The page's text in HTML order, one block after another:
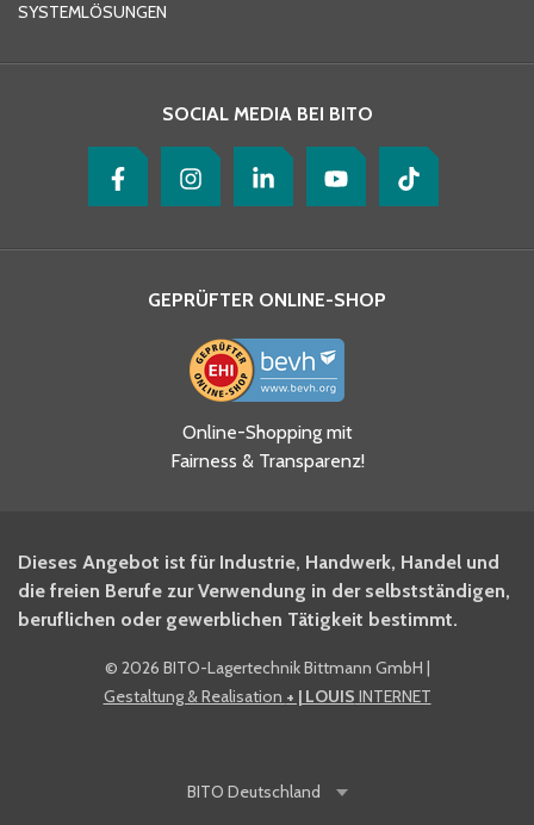
Ja, ich habe die
Datenschutzhinweise gelesen
und akzeptiere diese.
BITO Newsletter Fachwissen
Intralogistiker anmelden.
Ja, ich möchte mich für den
BITO Shop-Newsletter
SYSTEMLÖSUNGEN
SOCIAL MEDIA BEI BITO
GEPRÜFTER ONLINE-SHOP
Online-Shopping mit
Fairness & Transparenz!
Dieses Angebot ist für Industrie, Handwerk, Handel und
die freien Berufe zur Verwendung in der selbstständigen,
beruflichen oder gewerblichen Tätigkeit bestimmt.
© 2026 BITO-Lagertechnik Bittmann GmbH |
Gestaltung & Realisation + | LOUIS INTERNET
BITO Deutschland